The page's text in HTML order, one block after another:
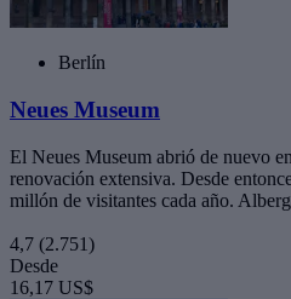
Berlín
Neues Museum
El Neues Museum abrió de nuevo
renovación extensiva. Desde
millón de visitantes cada año.
4,7 (2.751)
Desde
16,17 US$